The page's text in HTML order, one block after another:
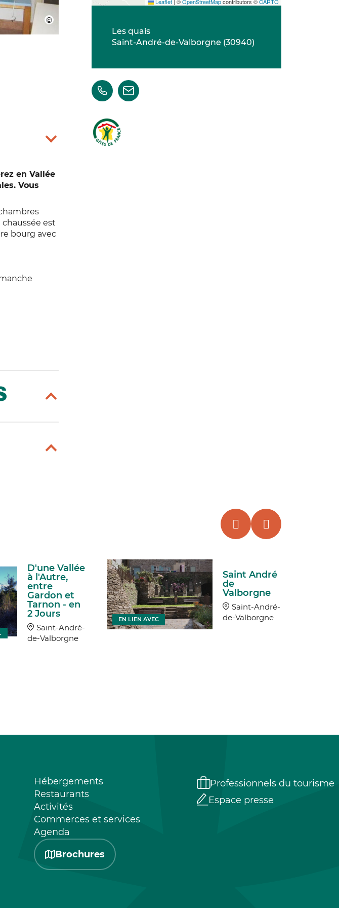
en Vallée
Vous
est
bourg avec
Les quais
Saint-André-de-Valborgne (30940)
D'une Vallée
à l'Autre,
entre
Gardon et
Tarnon - en
2 Jours
Saint-André-
de-Valborgne
Saint André
de
Valborgne
Saint-André-
de-Valborgne
EN LIEN AVEC
Hébergements
Restaurants
Activités
Commerces et services
Agenda
Brochures
Professionnels du tourisme
Espace presse